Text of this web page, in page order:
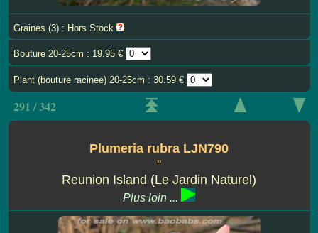
Graines (3) : Hors Stock
Bouture 20-25cm : 19.95 €
Plant (bouture racinee) 20-25cm : 30.59 €
291 / 342
Plumeria rubra LJN790
''
Reunion Island (Le Jardin Naturel)
Plus loin ...